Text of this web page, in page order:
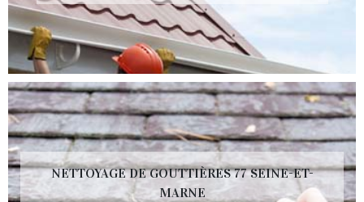
NETTOYAGE DE GOUTTIÈRES 77 SEINE-ET-
MARNE